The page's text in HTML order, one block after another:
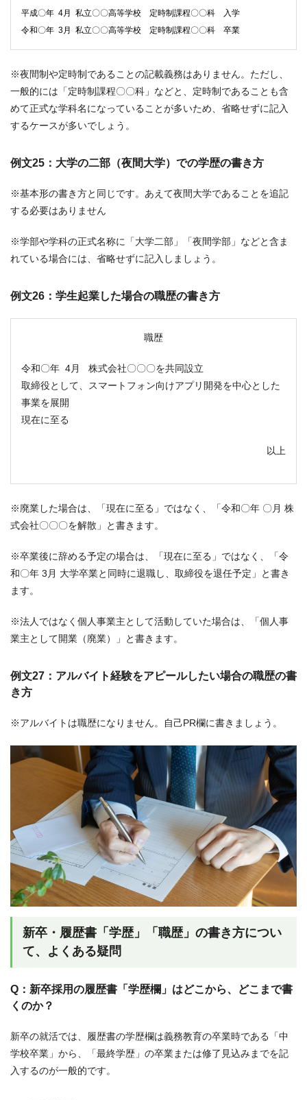
平成〇年 4月 私立〇〇高等学校 定時制課程〇〇科 入学
令和〇年 3月 私立〇〇高等学校 定時制課程〇〇科 卒業
※夜間制や定時制であることの記載義務はありません。ただし、
一般的には「定時制課程〇〇科」などと、定時制であることも含
めて正式な学科名になっていることが多いため、省略せずに記入
するケースが多いでしょう。
例文25：大学の二部（夜間大学）での学歴の書き方
※基本形の書き方と同じです。あえて夜間大学であることを追記
する必要はありません
※学部や学科の正式名称に「大学二部」「夜間学部」などと含ま
れている場合には、省略せずに記入しましょう。
例文26：学生起業した場合の職歴の書き方
職歴
令和〇年 4月 株式会社〇〇〇を共同設立
取締役として、スマートフォン向けアプリ開発を中心とした
事業を展開
現在に至る
以上
※廃業した場合は、「現在に至る」ではなく、「令和〇年 〇月 株
式会社〇〇〇を解散」と書きます。
※卒業後に辞める予定の場合は、「現在に至る」ではなく、「令
和〇年 3月 大学卒業と同時に退職し、取締役を退任予定」と書き
ます。
※法人ではなく個人事業主として活動していた場合は、「個人事
業主として開業（廃業）」と書きます。
例文27：アルバイト経験をアピールしたい場合の職歴の書
き方
※アルバイトは職歴になりません。自己PR欄に書きましょう。
新卒・履歴書「学歴」「職歴」の書き方につい
て、よくある疑問
Q：新卒採用の履歴書「学歴欄」はどこから、どこまで書
くのか？
新卒の就活では、履歴書の学歴欄は義務教育の卒業時である「中
学校卒業」から、「最終学歴」の卒業または修了見込みまでを記
入するのが一般的です。